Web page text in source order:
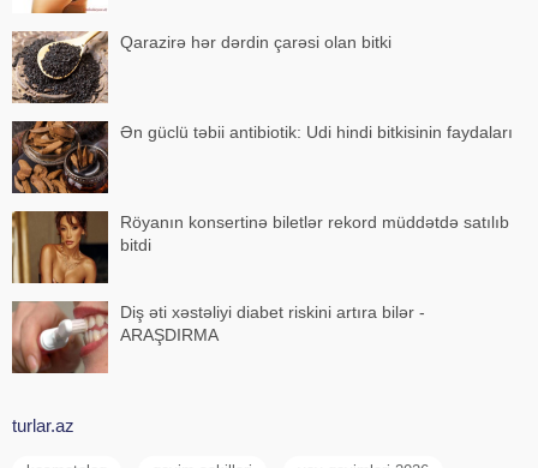
Qarazirə hər dərdin çarəsi olan bitki
Ən güclü təbii antibiotik: Udi hindi bitkisinin faydaları
Röyanın konsertinə biletlər rekord müddətdə satılıb
bitdi
Diş əti xəstəliyi diabet riskini artıra bilər -
ARAŞDIRMA
turlar.az